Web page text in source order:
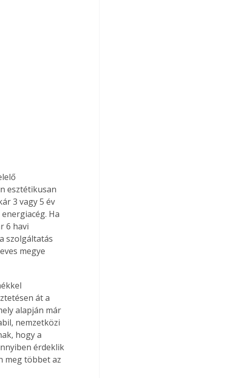
esztétikusan
3 vagy 5 év
Ha
6 havi
szolgáltatás
megye
át a
alapján már
nemzetközi
hogy a
érdeklik
meg többet az